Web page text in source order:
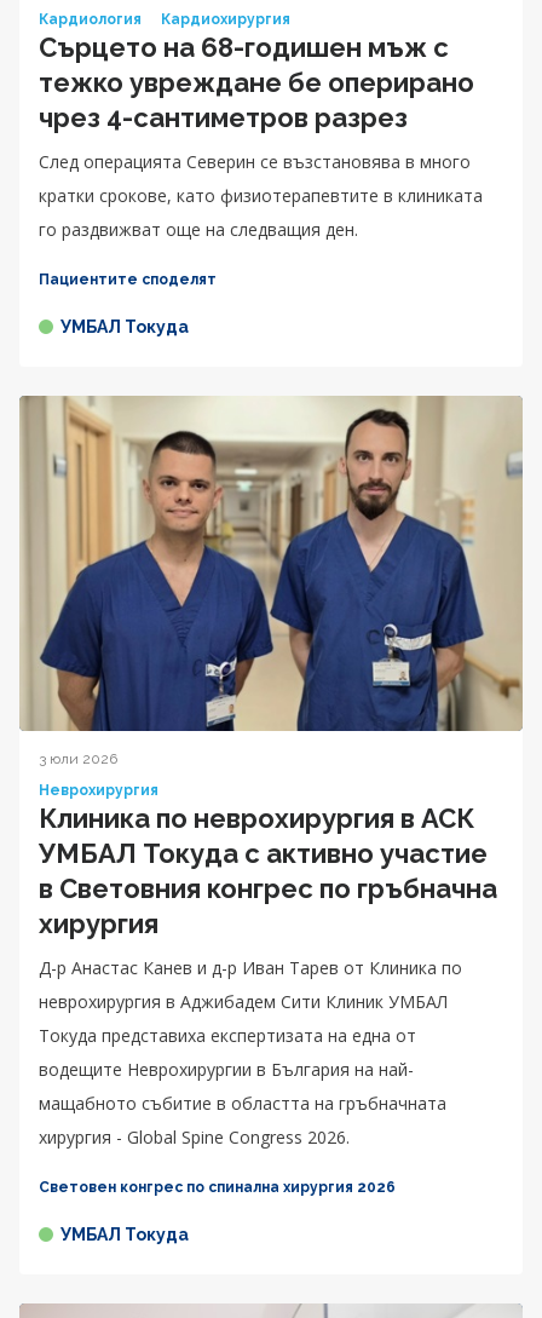
Кардиология Кардиохирургия
Сърцето на 68-годишен мъж с
тежко увреждане бе оперирано
чрез 4-сантиметров разрез
След операцията Северин се възстановява в много
кратки срокове, като физиотерапевтите в клиниката
го раздвижват още на следващия ден.
Пациентите споделят
УМБАЛ Токуда
3 юли 2026
Неврохирургия
Клиника по неврохирургия в АСК
УМБАЛ Токуда с активно участие
в Световния конгрес по гръбначна
хирургия
Д-р Анастас Канев и д-р Иван Тарев от Клиника по
неврохирургия в Аджибадем Сити Клиник УМБАЛ
Токуда представиха експертизата на една от
водещите Неврохирургии в България на най-
мащабното събитие в областта на гръбначната
хирургия - Global Spine Congress 2026.
Световен конгрес по спинална хирургия 2026
УМБАЛ Токуда